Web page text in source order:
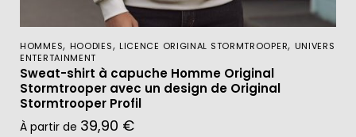
HOMMES, HOODIES, LICENCE ORIGINAL STORMTROOPER, UNIVERS
ENTERTAINMENT
Sweat-shirt à capuche Homme Original
Stormtrooper avec un design de Original
Stormtrooper Profil
À partir de 39,90 €